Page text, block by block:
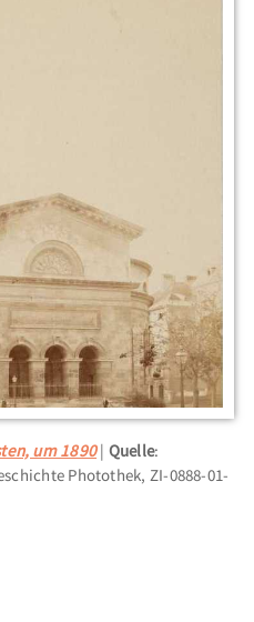
um 1890 Quelle:
Photothek, ZI-0888-01-